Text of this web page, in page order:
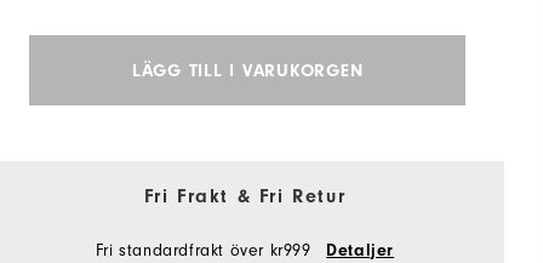
LÄGG TILL I VARUKORGEN
Fri Frakt & Fri Retur
Fri standardfrakt över kr999 Detaljer